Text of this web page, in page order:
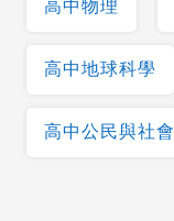
高中物理
高中地球科學
高中公民與社會